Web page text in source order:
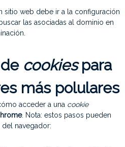
sitio web debe ir a la configuración
las asociadas al dominio en
cookiespara
más polulares
acceder a una cookie
. Nota: estos pasos pueden
navegador: